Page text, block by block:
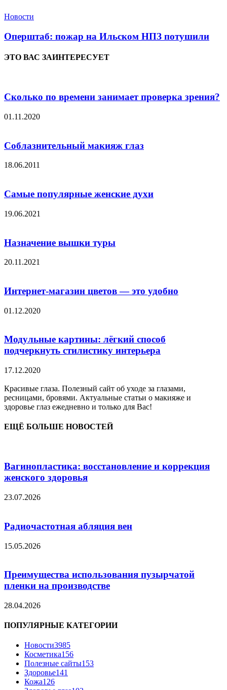
Новости
Оперштаб: пожар на Ильском НПЗ потушили
ЭТО ВАС ЗАИНТЕРЕСУЕТ
Сколько по времени занимает проверка зрения?
01.11.2020
Соблазнительный макияж глаз
18.06.2011
Самые популярные женские духи
19.06.2021
Назначение вышки туры
20.11.2021
Интернет-магазин цветов — это удобно
01.12.2020
Модульные картины: лёгкий способ
подчеркнуть стилистику интерьера
17.12.2020
Красивые глаза. Полезный сайт об уходе за глазами,
ресницами, бровями. Актуальные статьи о макияже и
здоровье глаз ежедневно и только для Вас!
ЕЩЁ БОЛЬШЕ НОВОСТЕЙ
Вагинопластика: восстановление и коррекция
женского здоровья
23.07.2026
Радиочастотная абляция вен
15.05.2026
Преимущества использования пузырчатой
пленки на производстве
28.04.2026
ПОПУЛЯРНЫЕ КАТЕГОРИИ
Новости3985
Косметика156
Полезные сайты153
Здоровье141
Кожа126